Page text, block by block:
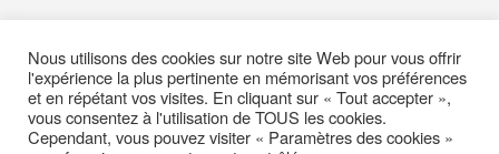
Informations pratiques
Mentions Légales
Politique de cookies (EU)
Nous utilisons des cookies sur notre site Web pour vous offrir
l'expérience la plus pertinente en mémorisant vos préférences
et en répétant vos visites. En cliquant sur « Tout accepter »,
vous consentez à l'utilisation de TOUS les cookies.
Cependant, vous pouvez visiter « Paramètres des cookies »